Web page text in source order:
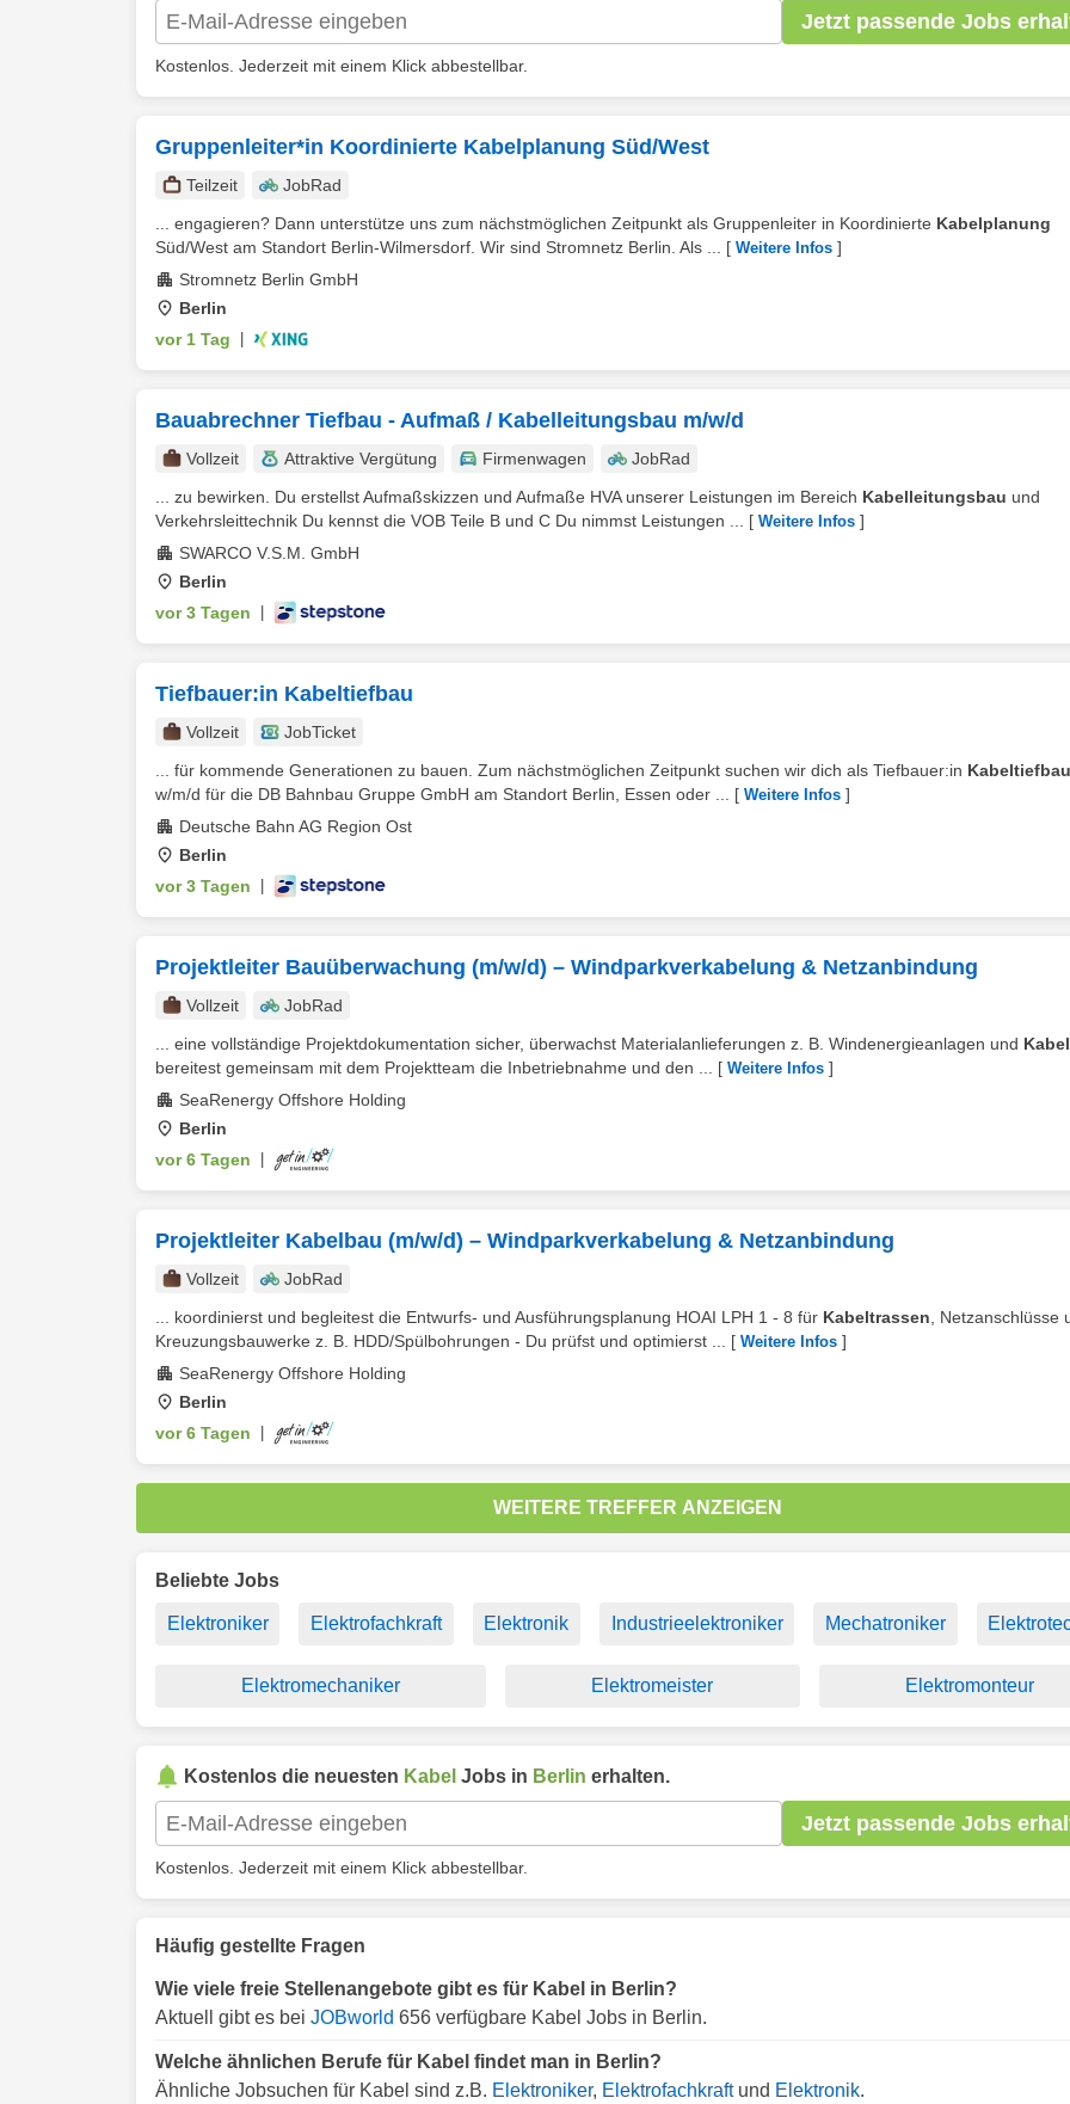
Jetzt passende Jobs
Kostenlos. Jederzeit mit einem Klick abbestellbar.
Gruppenleiter*in Koordinierte Kabelplanung Süd/West
Teilzeit
JobRad
... engagieren? Dann unterstütze uns zum nächstmöglichen Zeitpunkt als Gruppenleiter in Koordinierte Kabelplanung
Süd/West am Standort Berlin-Wilmersdorf. Wir sind Stromnetz Berlin. Als ...
[ Weitere Infos ]
Stromnetz Berlin GmbH
Berlin
vor 1 Tag
Bauabrechner Tiefbau - Aufmaß / Kabelleitungsbau m/w/d
Vollzeit Attraktive Vergütung Firmenwagen
JobRad
... zu bewirken. Du erstellst Aufmaßskizzen und Aufmaße HVA unserer Leistungen im Bereich Kabelleitungsbau und
Verkehrsleittechnik Du kennst die VOB Teile B und C Du nimmst Leistungen ...
[ Weitere Infos ]
SWARCO V.S.M. GmbH
Berlin
vor 3 Tagen
Tiefbauer:in Kabeltiefbau
Vollzeit
JobTicket
... für kommende Generationen zu bauen. Zum nächstmöglichen Zeitpunkt suchen wir dich als Tiefbauer:in Kabeltiefbau
w/m/d für die DB Bahnbau Gruppe GmbH am Standort Berlin, Essen oder ...
[ Weitere Infos ]
Deutsche Bahn AG Region Ost
Berlin
vor 3 Tagen
Projektleiter Bauüberwachung (m/w/d) – Windparkverkabelung & Netzanbindung
Vollzeit
JobRad
... eine vollständige Projektdokumentation sicher, überwachst Materialanlieferungen z. B. Windenergieanlagen und Kabel
bereitest gemeinsam mit dem Projektteam die Inbetriebnahme und den ...
[ Weitere Infos ]
SeaRenergy Offshore Holding
Berlin
vor 6 Tagen
Projektleiter Kabelbau (m/w/d) – Windparkverkabelung & Netzanbindung
Vollzeit
JobRad
... koordinierst und begleitest die Entwurfs- und Ausführungsplanung HOAI LPH 1 - 8 für Kabeltrassen , Netzanschlüsse
Kreuzungsbauwerke z. B. HDD/Spülbohrungen - Du prüfst und optimierst ...
[ Weitere Infos ]
SeaRenergy Offshore Holding
Berlin
vor 6 Tagen
WEITERE TREFFER ANZEIGEN
Beliebte Jobs
Elektroniker Elektrofachkraft Elektronik Industrieelektroniker Mechatroniker
Elektromechaniker Elektromeister Elektromonteur
Kostenlos die neuesten Kabel Jobs in Berlin erhalten.
Jetzt passende Jobs
Kostenlos. Jederzeit mit einem Klick abbestellbar.
Häufig gestellte Fragen
Wie viele freie Stellenangebote gibt es für Kabel in Berlin?
Aktuell gibt es bei JOBworld 656 verfügbare Kabel Jobs in Berlin.
Welche ähnlichen Berufe für Kabel findet man in Berlin?
Ähnliche Jobsuchen für Kabel sind z.B. Elektroniker, Elektrofachkraftund Elektronik.